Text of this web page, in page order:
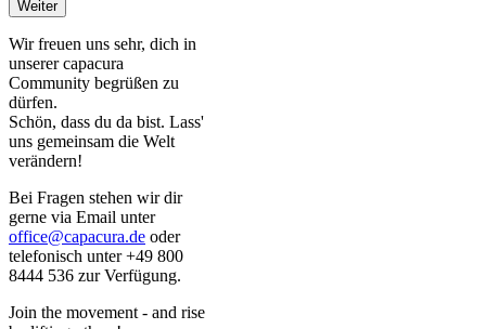
Weiter
Wir freuen uns sehr, dich in
unserer capacura
Community begrüßen zu
dürfen.
Schön, dass du da bist. Lass'
uns gemeinsam die Welt
verändern!
Bei Fragen stehen wir dir
gerne via Email unter
office@capacura.de oder
telefonisch unter +49 800
8444 536 zur Verfügung.
Join the movement - and rise